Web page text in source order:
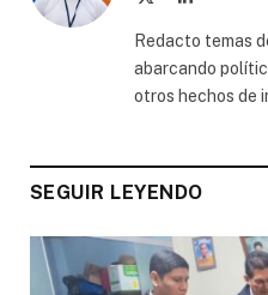
Redacto temas
abarcando
otros hechos de
SEGUIR LEYENDO